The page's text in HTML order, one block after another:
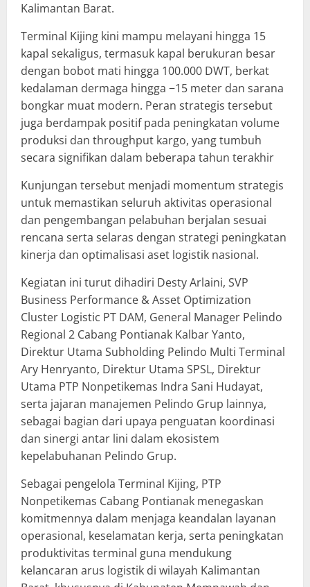
Kalimantan Barat.
Terminal Kijing kini mampu melayani hingga 15
kapal sekaligus, termasuk kapal berukuran besar
dengan bobot mati hingga 100.000 DWT, berkat
kedalaman dermaga hingga −15 meter dan sarana
bongkar muat modern. Peran strategis tersebut
juga berdampak positif pada peningkatan volume
produksi dan throughput kargo, yang tumbuh
secara signifikan dalam beberapa tahun terakhir
Kunjungan tersebut menjadi momentum strategis
untuk memastikan seluruh aktivitas operasional
dan pengembangan pelabuhan berjalan sesuai
rencana serta selaras dengan strategi peningkatan
kinerja dan optimalisasi aset logistik nasional.
Kegiatan ini turut dihadiri Desty Arlaini, SVP
Business Performance & Asset Optimization
Cluster Logistic PT DAM, General Manager Pelindo
Regional 2 Cabang Pontianak Kalbar Yanto,
Direktur Utama Subholding Pelindo Multi Terminal
Ary Henryanto, Direktur Utama SPSL, Direktur
Utama PTP Nonpetikemas Indra Sani Hudayat,
serta jajaran manajemen Pelindo Grup lainnya,
sebagai bagian dari upaya penguatan koordinasi
dan sinergi antar lini dalam ekosistem
kepelabuhanan Pelindo Grup.
Sebagai pengelola Terminal Kijing, PTP
Nonpetikemas Cabang Pontianak menegaskan
komitmennya dalam menjaga keandalan layanan
operasional, keselamatan kerja, serta peningkatan
produktivitas terminal guna mendukung
kelancaran arus logistik di wilayah Kalimantan